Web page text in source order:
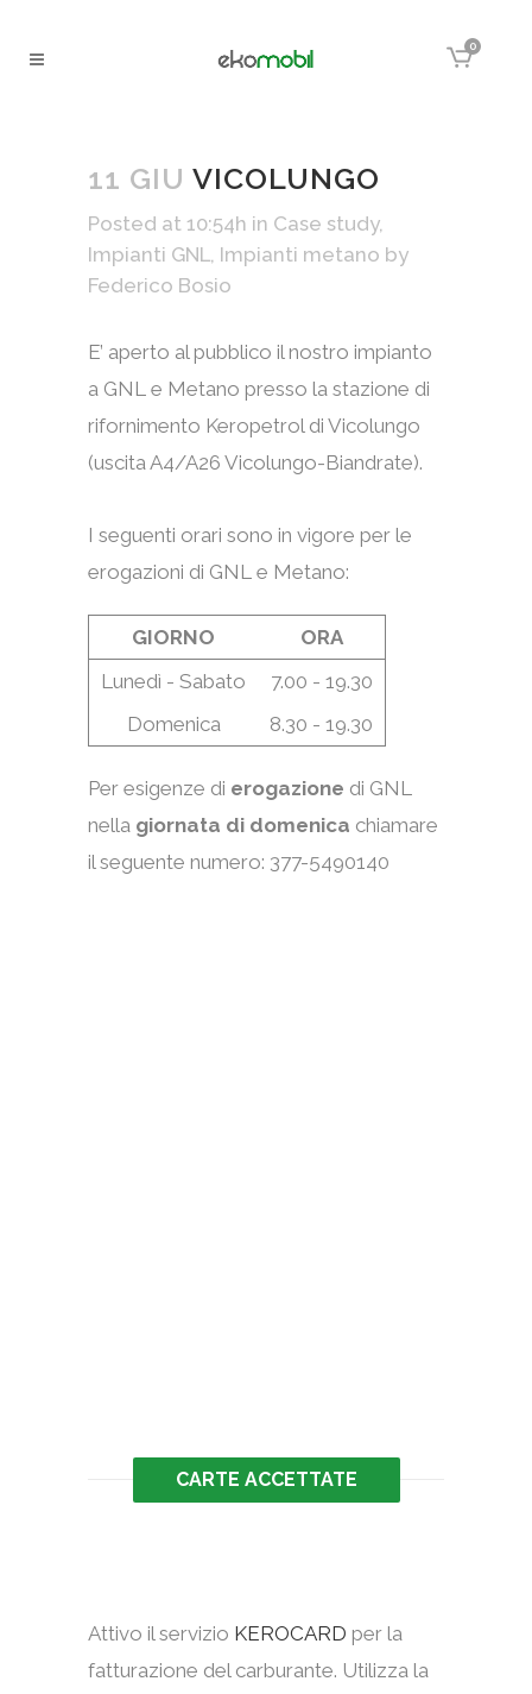
0
11 GIU VICOLUNGO
Posted at 10:54h in Case study,
Impianti GNL, Impianti metano by
Federico Bosio
E’ aperto al pubblico il nostro impianto
a GNL e Metano presso la stazione di
rifornimento Keropetrol di Vicolungo
(uscita A4/A26 Vicolungo-Biandrate).
I seguenti orari sono in vigore per le
erogazioni di GNL e Metano:
GIORNO
ORA
Lunedì - Sabato
7.00 - 19.30
Domenica
8.30 - 19.30
Per esigenze di erogazione di GNL
nella giornata di domenica chiamare
il seguente numero: 377-5490140
CARTE ACCETTATE
Attivo il servizio KEROCARD per la
fatturazione del carburante. Utilizza la